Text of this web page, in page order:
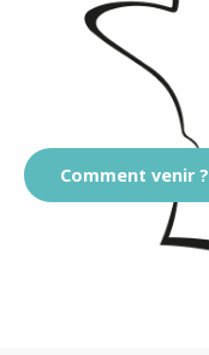
Comment venir ?